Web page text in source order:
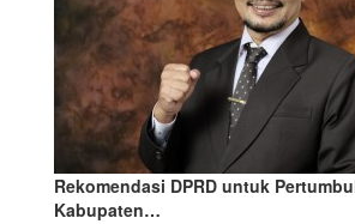
Rekomendasi DPRD untuk
Kabupaten…